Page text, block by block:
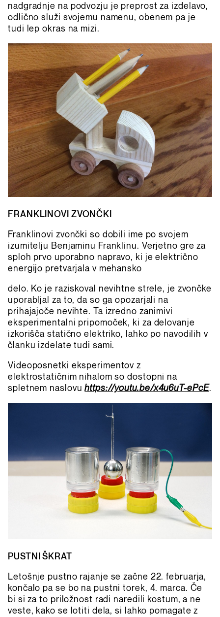
nadgradnje na podvozju je preprost za izdelavo,
odlično služi svojemu namenu, obenem pa je
tudi lep okras na mizi.
FRANKLINOVI ZVONČKI
Franklinovi zvončki so dobili ime po svojem
izumitelju Benjaminu Franklinu. Verjetno gre za
sploh prvo uporabno napravo, ki je električno
energijo pretvarjala v mehansko
delo. Ko je raziskoval nevihtne strele, je zvončke
uporabljal za to, da so ga opozarjali na
prihajajoče nevihte. Ta izredno zanimivi
eksperimentalni pripomoček, ki za delovanje
izkorišča statično elektriko, lahko po navodilih v
članku izdelate tudi sami.
Videoposnetki eksperimentov z
elektrostatičnim nihalom so dostopni na
spletnem naslovuhttps://youtu.be/x4u6uT-ePcE.
PUSTNI ŠKRAT
Letošnje pustno rajanje se začne 22. februarja,
končalo pa se bo na pustni torek, 4. marca. Če
bi si za to priložnost radi naredili kostum, a ne
veste, kako se lotiti dela, si lahko pomagate z